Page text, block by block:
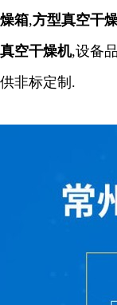
燥箱,方型真空干
真空干燥机,设备
供非标定制.